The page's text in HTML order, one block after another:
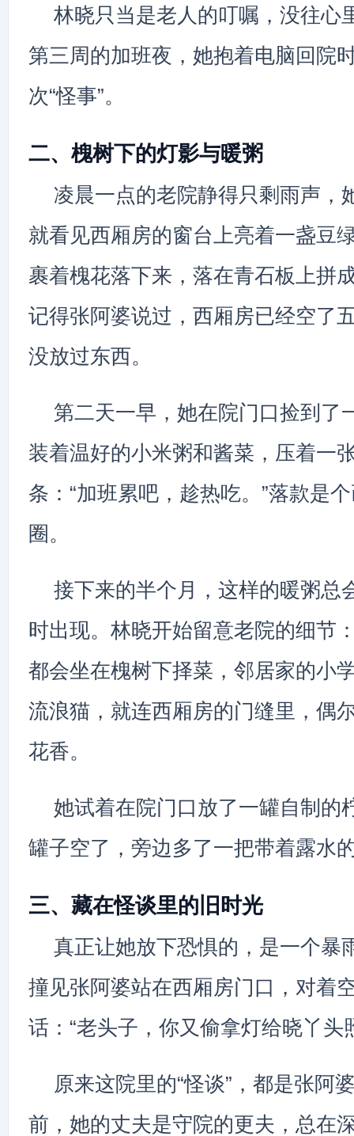
林晓只当是老人的叮嘱，没往心
第三周的加班夜，她抱着电脑回院
次“怪事”。
二、槐树下的灯影与暖粥
凌晨一点的老院静得只剩雨声，
就看见西厢房的窗台上亮着一盏豆
裹着槐花落下来，落在青石板上拼
记得张阿婆说过，西厢房已经空了
没放过东西。
第二天一早，她在院门口捡到了
装着温好的小米粥和酱菜，压着一
条：“加班累吧，趁热吃。”落款是
圈。
接下来的半个月，这样的暖粥总
时出现。林晓开始留意老院的细节
都会坐在槐树下择菜，邻居家的小
流浪猫，就连西厢房的门缝里，偶
花香。
她试着在院门口放了一罐自制的
罐子空了，旁边多了一把带着露水
三、藏在怪谈里的旧时光
真正让她放下恐惧的，是一个暴
撞见张阿婆站在西厢房门口，对着
话：“老头子，你又偷拿灯给晓丫头
原来这院里的“怪谈”，都是张阿
前，她的丈夫是守院的更夫，总在